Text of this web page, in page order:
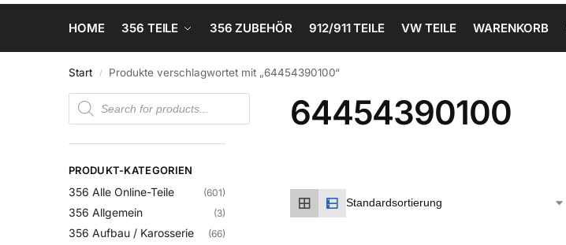
HOME 356 TEILE 356 ZUBEHÖR 912/911 TEILE VW TEILE WARENKORB
Start / Produkte verschlagwortet mit „64454390100“
64454390100
PRODUKT-KATEGORIEN
356 Alle Online-Teile (601)
356 Allgemein (3)
356 Aufbau / Karosserie (66)